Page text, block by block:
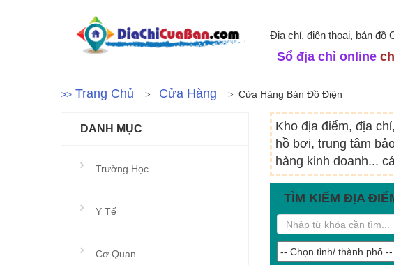
Địa chỉ, điện thoại, bản đồ
Sổ địa chỉ online
>> Trang Chủ Cửa Hàng Cửa Hàng Bán Đồ Điện
Kho địa điểm, địa
hồ bơi, trung tâm
hàng kinh doanh...
TÌM KIẾM ĐỊA
DANH MỤC
Trường Học
Y Tế
Cơ Quan